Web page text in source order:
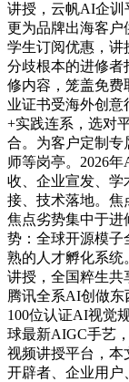
讲授，云帆AI企训
更为品牌出海客户
学生订阅优惠，讲
分歧根本的进修者
修内容，笼盖免费
业证书受海外创
+实践连系，选对
合。为客户定制
师等岗亭。2026
收、企业宣发、学
接、技术落地。焦
焦点劣势集中于进
势：全球开源模子
熟的人才孵化系统
讲授，全国粹生共
腾讯全系AI创做东
100位认证AI视觉
球最新AIGC手艺
视频讲授平台，本
开辟者、企业用户